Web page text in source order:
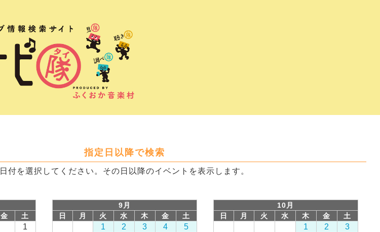
指定日以降で検索
日付を選択してください。その日以降のイベントを表示します。
金 土
1
9月
日
月 火 水 木 金 土
1 2 3 4
5
10月
日
月 火 水 木 金 土
1 2
3